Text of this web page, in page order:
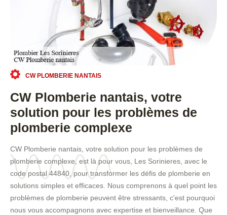
CW PLOMBERIE NANTAIS
CW Plomberie nantais, votre
solution pour les problèmes de
plomberie complexe
CW Plomberie nantais, votre solution pour les problèmes de
plomberie complexe, est là pour vous, Les Sorinieres, avec le
code postal 44840, pour transformer les défis de plomberie en
solutions simples et efficaces. Nous comprenons à quel point les
problèmes de plomberie peuvent être stressants, c'est pourquoi
nous vous accompagnons avec expertise et bienveillance. Que